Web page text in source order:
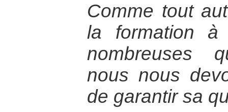
Comme tout
la formation
nombreuses
nous nous
de garantir sa